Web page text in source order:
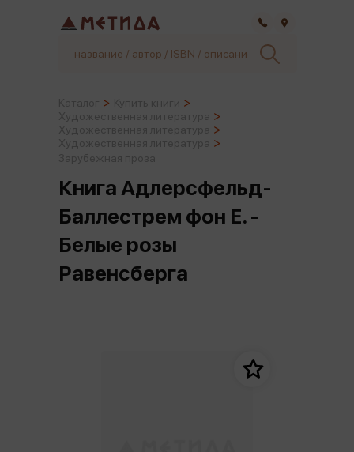
Книга Адлерсфельд-
Баллестрем фон Е. -
Белые розы
Равенсберга